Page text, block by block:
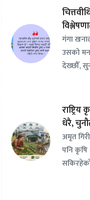
गंगा
उसको
देख्छौँ,
धेरै,
अमृत
पनि कृषि